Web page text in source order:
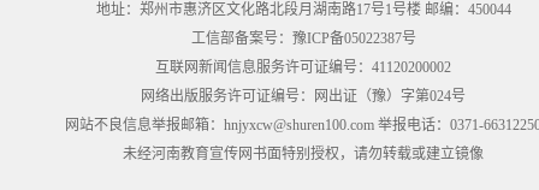
地址：郑州市惠济区文化路北段月湖南路17号1号楼 邮编：450044
工信部备案号： 豫ICP备05022387号
互联网新闻信息服务许可证编号：41120200002
网络出版服务许可证编号：网出证（豫）字第024号
网站不良信息举报邮箱：hnjyxcw@shuren100.com 举报电话：0371-
未经河南教育宣传网书面特别授权，请勿转载或建立镜像